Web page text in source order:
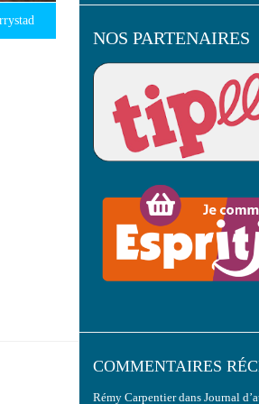
NOS PARTENAIRES
COMMENTAIRES
Rémy Carpentierdans Journal